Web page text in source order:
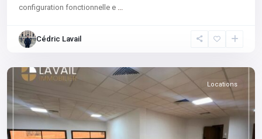
configuration fonctionnelle e ...
Cédric Lavail
Sidi
Ghanem,
Locations